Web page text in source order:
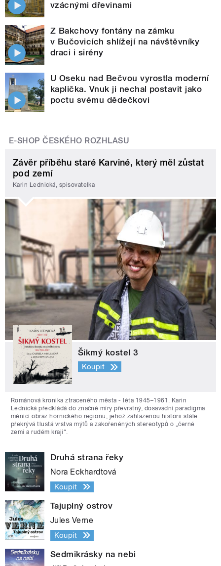
vzácnými dřevinami
Z Bakchovy fontány na zámku
v Bučovicích shlížejí na návštěvníky
draci i sirény
U Oseku nad Bečvou vyrostla moderní
kaplička. Vnuk ji nechal postavit jako
poctu svému dědečkovi
E-SHOP ČESKÉHO ROZHLASU
Závěr příběhu staré Karviné, který měl zůstat
pod zemí
Karin Lednická, spisovatelka
Šikmý kostel 3
Koupit
Románová kronika ztraceného města - léta 1945–1961. Karin
Lednická předkládá do značné míry převratný, dosavadní paradigma
měnící obraz hornického regionu, jehož zahlazenou historii stále
překrývá tlustá vrstva mýtů a zakořeněných stereotypů o „černé
zemi a rudém kraji“.
Druhá strana řeky
Nora Eckhardtová
Koupit
Tajuplný ostrov
Jules Verne
Koupit
Sedmikrásky na nebi